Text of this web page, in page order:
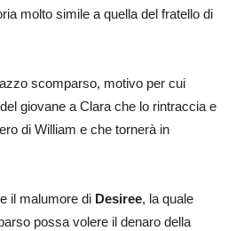
molto simile a quella del fratello di
scomparso, motivo per cui
giovane a Clara che lo rintraccia e
di William e che tornerà in
il malumore di Desiree, la quale
possa volere il denaro della